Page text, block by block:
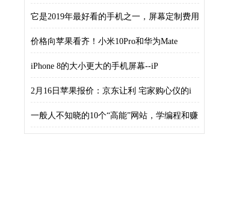
它是2019年最好看的手机之一，屏幕定制费用
价格向苹果看齐！小米10Pro和华为Mate
iPhone 8的大小更大的手机屏幕--iP
2月16日苹果报价：京东让利 宅家购心仪的i
一般人不知晓的10个“高能”网站，学编程和赚